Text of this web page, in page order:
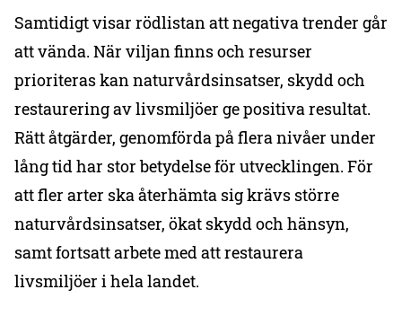
Samtidigt visar rödlistan att negativa trender går
att vända. När viljan finns och resurser
prioriteras kan naturvårdsinsatser, skydd och
restaurering av livsmiljöer ge positiva resultat.
Rätt åtgärder, genomförda på flera nivåer under
lång tid har stor betydelse för utvecklingen. För
att fler arter ska återhämta sig krävs större
naturvårdsinsatser, ökat skydd och hänsyn,
samt fortsatt arbete med att restaurera
livsmiljöer i hela landet.